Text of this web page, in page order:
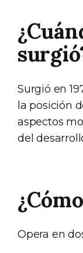
Surgió en
la posición
aspectos
del
Opera en